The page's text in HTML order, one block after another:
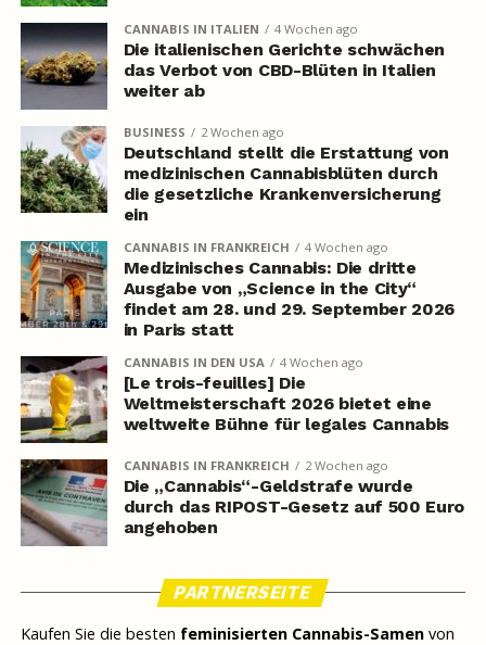
CANNABIS IN ITALIEN 4 Wochen ago
Die italienischen Gerichte schwächen
das Verbot von CBD-Blüten in Italien
weiter ab
BUSINESS 2 Wochen ago
Deutschland stellt die Erstattung von
medizinischen Cannabisblüten durch
die gesetzliche Krankenversicherung
ein
CANNABIS IN FRANKREICH 4 Wochen ago
Medizinisches Cannabis: Die dritte
Ausgabe von „Science in the City“
findet am 28. und 29. September 2026
in Paris statt
CANNABIS IN DEN USA 4 Wochen ago
[Le trois-feuilles] Die
Weltmeisterschaft 2026 bietet eine
weltweite Bühne für legales Cannabis
CANNABIS IN FRANKREICH 2 Wochen ago
Die „Cannabis“-Geldstrafe wurde
durch das RIPOST-Gesetz auf 500 Euro
angehoben
PARTNERSEITE
Kaufen Sie die besten feminisierten Cannabis-Samenvon